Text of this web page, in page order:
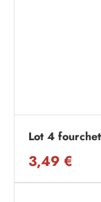
Lot 4
3,49 €